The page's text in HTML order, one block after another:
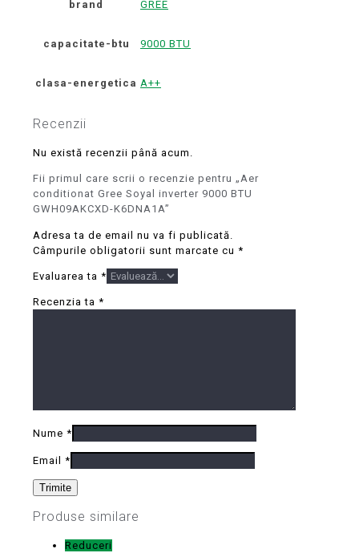
brand GREE
capacitate-btu 9000 BTU
clasa-energetica A++
Recenzii
Nu există recenzii până acum.
Fii primul care scrii o recenzie pentru „Aer
conditionat Gree Soyal inverter 9000 BTU
GWH09AKCXD-K6DNA1A”
Adresa ta de email nu va fi publicată.
Câmpurile obligatorii sunt marcate cu *
Evaluarea ta *
Recenzia ta *
Nume *
Email *
Produse similare
Reduceri